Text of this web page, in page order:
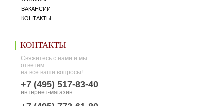
ВАКАНСИИ
КОНТАКТЫ
КОНТАКТЫ
Свяжитесь с нами и мы
ответим
на все ваши вопросы!
+7 (495) 517-83-40
интернет-магазин